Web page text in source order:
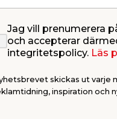
29,95
Jag vill prenumerera
och accepterar
integritetspolicy. Läs
skickas ut varje
inspiration och